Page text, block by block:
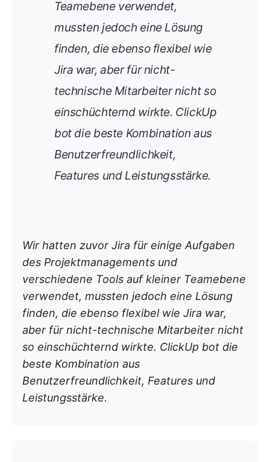
Teamebene verwendet,
mussten jedoch eine Lösung
finden, die ebenso flexibel wie
Jira war, aber für nicht-
technische Mitarbeiter nicht so
einschüchternd wirkte. ClickUp
bot die beste Kombination aus
Benutzerfreundlichkeit,
Features und Leistungsstärke.
Wir hatten zuvor Jira für einige Aufgaben
des Projektmanagements und
verschiedene Tools auf kleiner Teamebene
verwendet, mussten jedoch eine Lösung
finden, die ebenso flexibel wie Jira war,
aber für nicht-technische Mitarbeiter nicht
so einschüchternd wirkte. ClickUp bot die
beste Kombination aus
Benutzerfreundlichkeit, Features und
Leistungsstärke.